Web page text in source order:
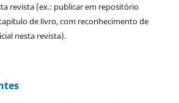
revista (ex.: publicar em repositório
de livro, com reconhecimento de
nesta revista).